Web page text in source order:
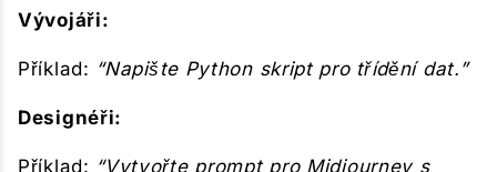
Vývojáři:
Příklad: “Napište Python skript pro třídění dat.”
Designéři:
Příklad: “Vytvořte prompt pro Midjourney s